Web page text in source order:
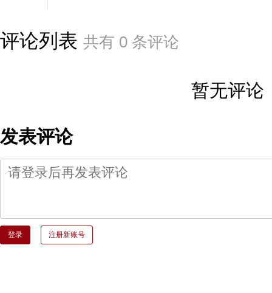
评论列表 共有 0 条评论
暂无评论
发表评论
登录 注册新账号